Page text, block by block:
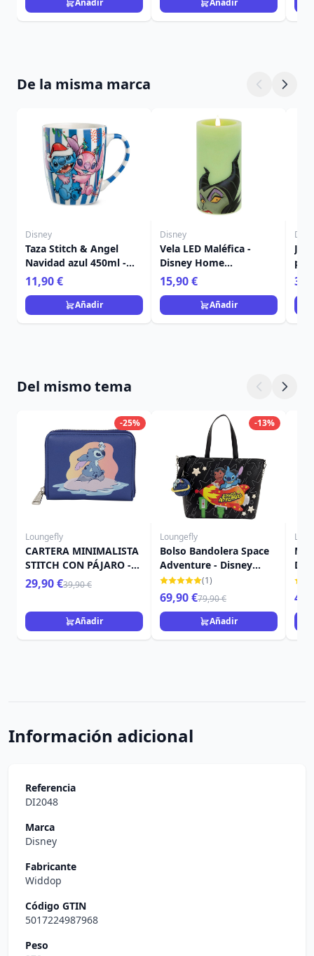
Añadir Añadir
De la misma marca
Disney
Taza Stitch & Angel
Navidad azul 450ml -
Egan Disney Home
11,90 €
Añadir
Disney
Vela LED Maléfica -
Disney Home
Frangrance Collection
15,90 €
Añadir
Del mismo tema
-25%
Loungefly
CARTERA MINIMALISTA
STITCH CON PÁJARO -
DISNEY LOUNGEFLY
LILO & STITCH
29,90 €39,90 €
Añadir
-13%
Loungefly
Bolso Bandolera Space
Adventure - Disney
Loungefly Lilo & Stitch
(1)
69,90 €79,90 €
Añadir
Información adicional
Referencia
DI2048
Marca
Disney
Fabricante
Widdop
Código GTIN
5017224987968
Peso